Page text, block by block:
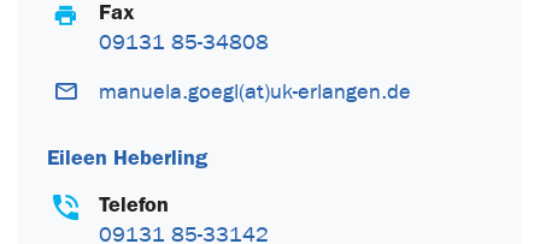
Fax
09131 85-34808
manuela.goegl(at)uk-erlangen.de
Eileen Heberling
Telefon
09131 85-33142